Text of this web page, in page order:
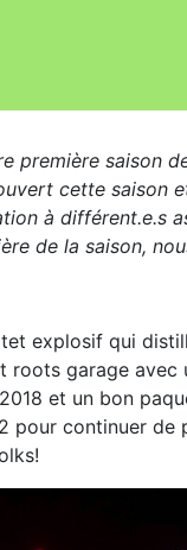
première saison
cette saison
à différent.e.s
de la saison,
explosif qui
roots garage avec
et un bon
pour continuer de